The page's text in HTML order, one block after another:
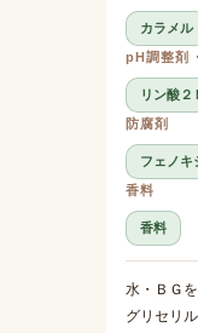
カラメル
pH調整剤
リン酸２
防腐剤
フェノキ
香料
香料
水・ＢＧ
グリセリ